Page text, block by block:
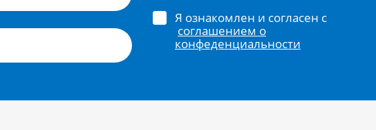
Я ознакомлен и согласен с
соглашением о
конфеденциальности